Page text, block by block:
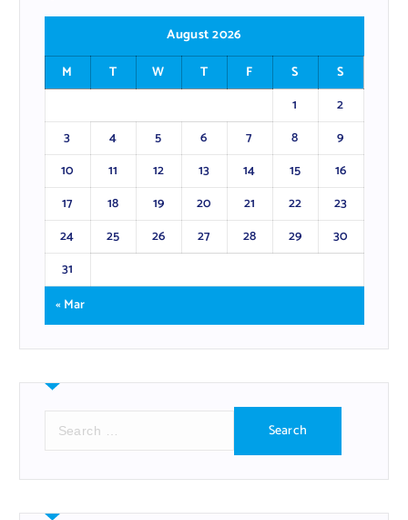
August 2026
M
T W T F S
S
1
2
3
4 5 6 7 8
9
10
11 12 13 14 15
16
17
18 19 20 21 22
23
24
25 26 27 28 29
30
31
« Mar
r